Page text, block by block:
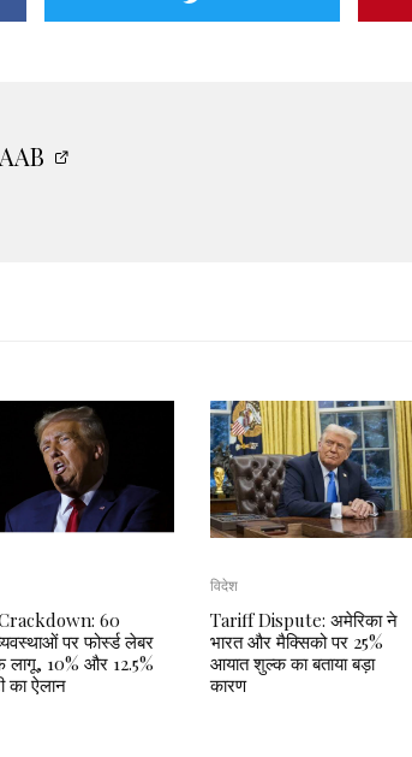
60
पर फोर्स्ड लेबर
लागू, 10% और 12.5%
का ऐलान
विदेश
Tariff Dispute: अमेरिका ने
भारत और मैक्सिको पर 25%
आयात शुल्क का बताया बड़ा
कारण